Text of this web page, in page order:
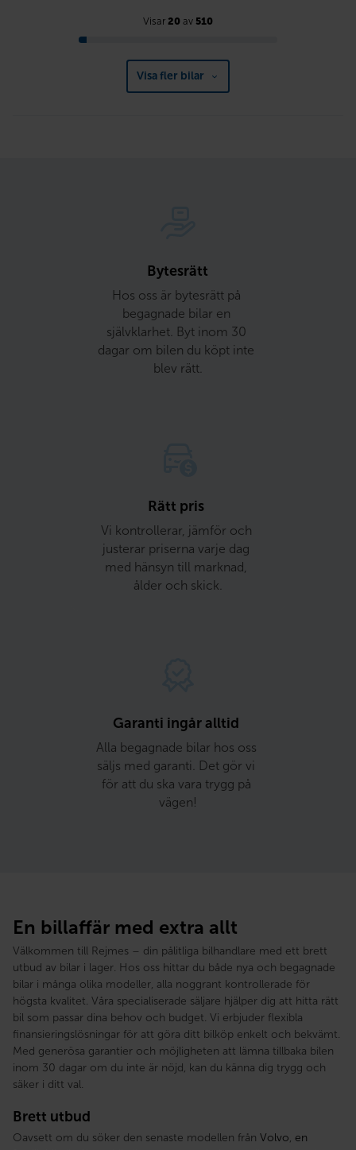
Visar 20 av 510
Visa fler bilar
Bytesrätt
Hos oss är bytesrätt på
begagnade bilar en
självklarhet. Byt inom 30
dagar om bilen du köpt inte
blev rätt.
Rätt pris
Vi kontrollerar, jämför och
justerar priserna varje dag
med hänsyn till marknad,
ålder och skick.
Garanti ingår alltid
Alla begagnade bilar hos oss
säljs med garanti. Det gör vi
för att du ska vara trygg på
vägen!
En billaffär med extra allt
Välkommen till Rejmes – din pålitliga bilhandlare med ett brett
utbud av bilar i lager. Hos oss hittar du både nya och begagnade
bilar i många olika modeller, alla noggrant kontrollerade för
högsta kvalitet. Våra specialiserade säljare hjälper dig att hitta rätt
bil som passar dina behov och budget. Vi erbjuder flexibla
finansieringslösningar för att göra ditt bilköp enkelt och bekvämt.
Med generösa garantier och möjligheten att lämna tillbaka bilen
inom 30 dagar om du inte är nöjd, kan du känna dig trygg och
säker i ditt val.
Brett utbud
Oavsett om du söker den senaste modellen från Volvo, en